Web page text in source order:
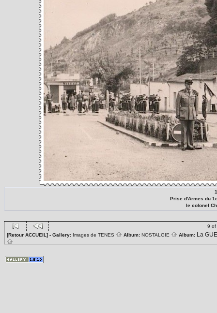
Prise d'Armes du
le colonel
9 of
[Retour ACCUEIL] - Gallery: Images de TENES Album: NOSTALGIE Album: La